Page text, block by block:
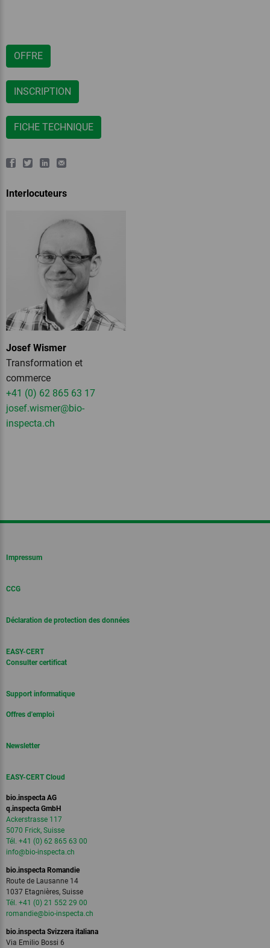
OFFRE
INSCRIPTION
FICHE TECHNIQUE
Interlocuteurs
Josef Wismer
Transformation et
commerce
+41 (0) 62 865 63 17
josef.wismer@bio-
inspecta.ch
Impressum
CCG
Déclaration de protection des données
EASY-CERT
Consulter certificat
Support informatique
Offres d'emploi
Newsletter
EASY-CERT Cloud
bio.inspecta AG
q.inspecta GmbH
Ackerstrasse 117
5070 Frick, Suisse
Tél. +41 (0) 62 865 63 00
info@bio-inspecta.ch
bio.inspecta Romandie
Route de Lausanne 14
1037 Etagnières, Suisse
Tél. +41 (0) 21 552 29 00
romandie@bio-inspecta.ch
bio.inspecta Svizzera italiana
Via Emilio Bossi 6